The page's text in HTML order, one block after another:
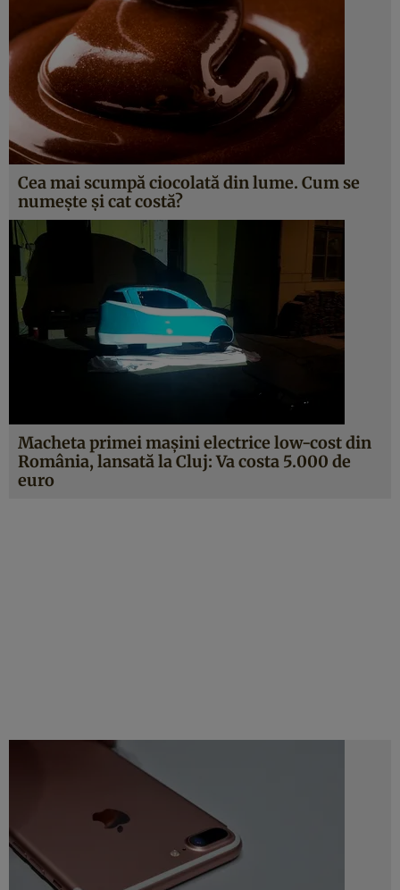
Cea mai scumpă ciocolată din lume. Cum se
numeşte şi cat costă?
Macheta primei maşini electrice low-cost din
România, lansată la Cluj: Va costa 5.000 de
euro